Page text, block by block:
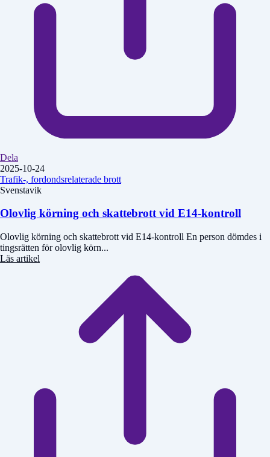
Dela
2025-10-24
Trafik-, fordondsrelaterade brott
Svenstavik
Olovlig körning och skattebrott vid E14-kontroll
Olovlig körning och skattebrott vid E14-kontroll En person dömdes i
tingsrätten för olovlig körn...
Läs artikel